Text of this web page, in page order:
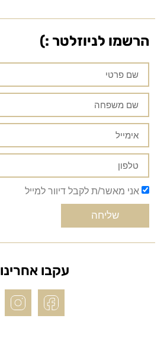
הרשמו לניוזלטר :)
אני מאשר/ת לקבל דיוור למייל
שליחה
עקבו אחרינו